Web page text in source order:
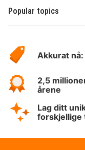
Popular topics
Hotelspecials
Akkurat
2,5
årene
Lag ditt
forskjellige